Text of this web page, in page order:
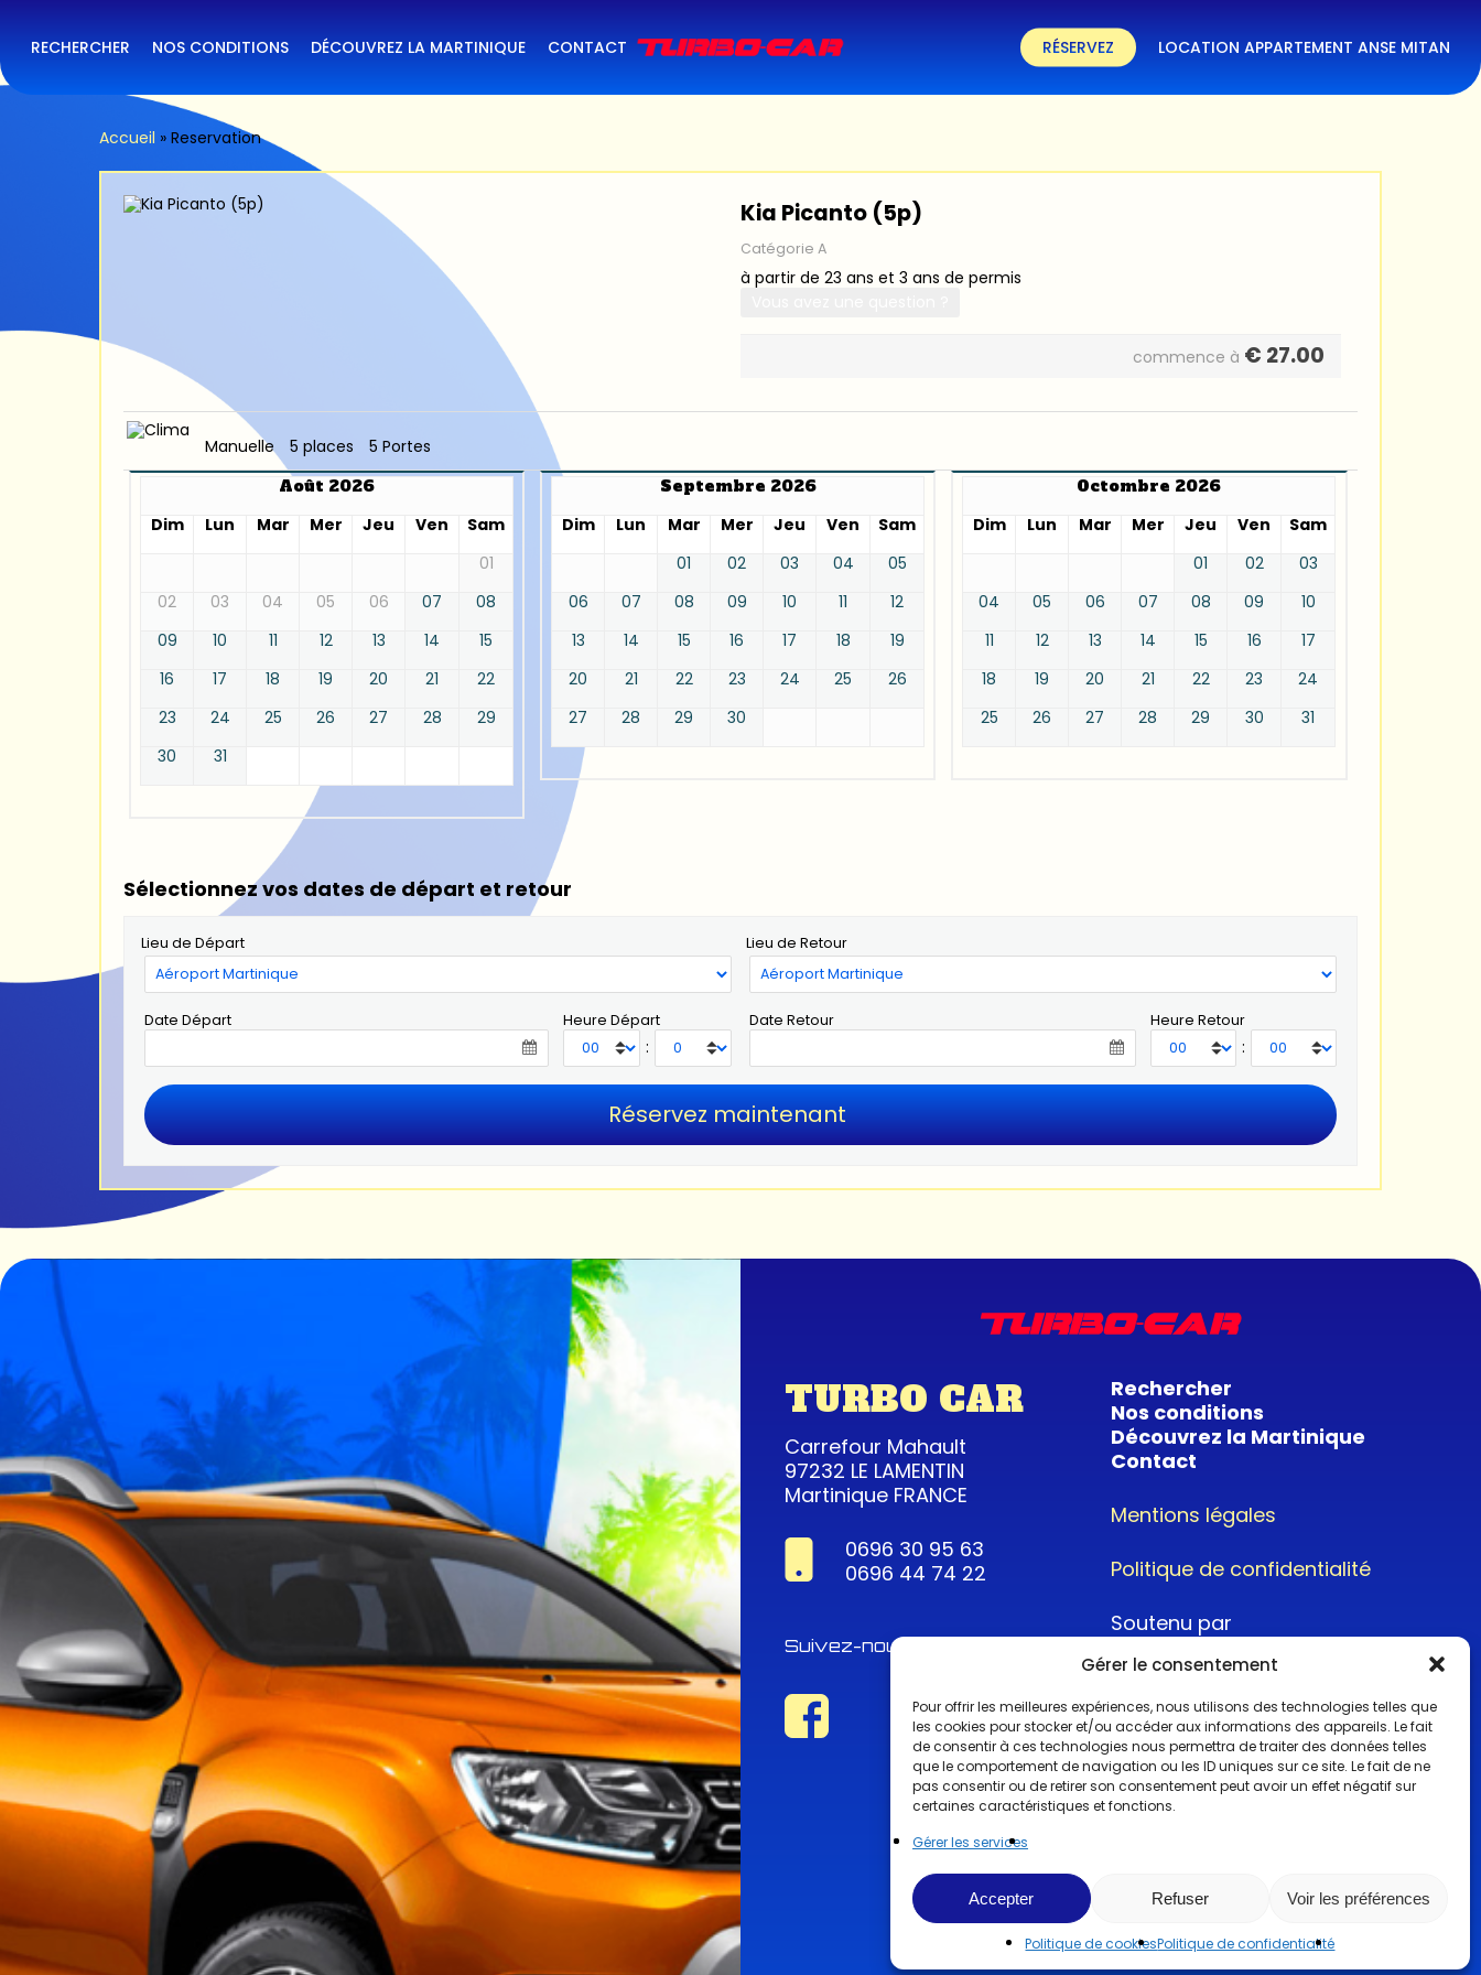
Gérer le consentement
Pour offrir les meilleures expériences, nous utilisons des technologies telles que
les cookies pour stocker et/ou accéder aux informations des appareils. Le fait
de consentir à ces technologies nous permettra de traiter des données telles
que le comportement de navigation ou les ID uniques sur ce site. Le fait de ne
pas consentir ou de retirer son consentement peut avoir un effet négatif sur
certaines caractéristiques et fonctions.
Gérer les services
Accepter Refuser Voir les préférences
Politique de cookiesPolitique de confidentialité
main
content
RECHERCHER NOS CONDITIONS DÉCOUVREZ LA MARTINIQUE CONTACT RÉSERVEZ LOCATION APPARTEMENT ANSE MITAN
Accueil » Reservation
Kia Picanto (5p)
Catégorie A
à partir de 23 ans et 3 ans de permis
commence à € 27.00
Manuelle 5 places
5 Portes
Août 2026
Dim
Lun Mar Mer Jeu Ven
Sam
01
02
03 04 05 06 07
08
09
10 11 12 13 14
15
16
17 18 19 20 21
22
23
24 25 26 27 28
29
30
31
Septembre 2026
Dim
Lun Mar Mer Jeu Ven
Sam
01
02 03 04
05
06
07 08 09 10 11
12
13
14 15 16 17 18
19
20
21 22 23 24 25
26
27
28 29 30
Octombre 2026
Dim
Lun Mar Mer Jeu Ven
Sam
01
02
03
04
05 06 07 08 09
10
11
12 13 14 15 16
17
18
19 20 21 22 23
24
25
26 27 28 29 30 31
Sélectionnez vos dates de départ et retour
Lieu de Départ Lieu de Retour
Date Départ Heure Départ
:
Date Retour Heure Retour
:
TURBO CAR
Carrefour Mahault
97232 LE LAMENTIN
Martinique FRANCE
0696 30 95 63
0696 44 74 22
Suivez-nous !
Rechercher
Nos conditions
Découvrez la Martinique
Contact
Mentions légales
Politique de confidentialité
Soutenu par
@2022CopyrightTurboCar